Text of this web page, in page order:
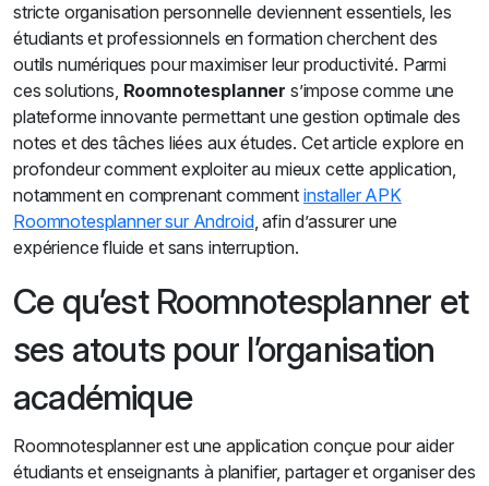
stricte organisation personnelle deviennent essentiels, les
étudiants et professionnels en formation cherchent des
outils numériques pour maximiser leur productivité. Parmi
ces solutions, Roomnotesplanner s’impose comme une
plateforme innovante permettant une gestion optimale des
notes et des tâches liées aux études. Cet article explore en
profondeur comment exploiter au mieux cette application,
notamment en comprenant comment installer APK
Roomnotesplanner sur Android, afin d’assurer une
expérience fluide et sans interruption.
Ce qu’est Roomnotesplanner et
ses atouts pour l’organisation
académique
Roomnotesplanner est une application conçue pour aider
étudiants et enseignants à planifier, partager et organiser des